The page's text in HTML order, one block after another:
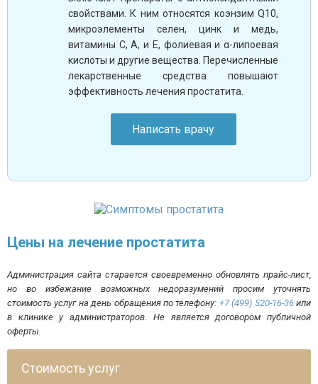
свойствами. К ним относятся коэнзим Q10,
микроэлементы селен, цинк и медь,
витамины С, А, и Е, фолиевая и α-липоевая
кислоты и другие вещества. Перечисленные
лекарственные средства повышают
эффективность лечения простатита.
Написать врачу
Цены на лечение простатита
Администрация сайта старается своевременно обновлять прайс-лист,
но во избежание возможных недоразумений просим уточнять
стоимость услуг на день обращения по телефону: +7 (499) 520-16-36или
в клинике у администраторов. Не является договором публичной
оферты.
Стоимость услуг